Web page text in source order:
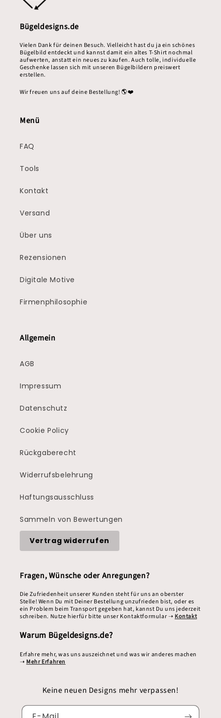
Bügeldesigns.de
Vielen Dank für deinen Besuch. Vielleicht hast du ja ein schönes
Bügelbild entdeckt und kannst damit ein altes T-Shirt nochmal
aufwerten, anstatt ein neues zu kaufen. Auch tolle, individuelle
Geschenke lassen sich mit unseren Bügelbildern preiswert
erstellen.
Wir freuen uns auf deine Bestellung! 🌎❤️
Menü
FAQ
Tools
Kontakt
Versand
Über uns
Rezensionen
Digitale Motive
Firmenphilosophie
Allgemein
AGB
Impressum
Datenschutz
Cookie Policy
Rückgaberecht
Widerrufsbelehrung
Haftungsausschluss
Sammeln von Bewertungen
Vertrag widerrufen
Fragen, Wünsche oder Anregungen?
Die Zufriedenheit unserer Kunden steht für uns an oberster
Stelle! Wenn Du mit Deiner Bestellung unzufrieden bist, oder es
ein Problem beim Transport gegeben hat, kannst Du uns jederzeit
schreiben. Nutze hierfür bitte unser Kontaktformular ➝ Kontakt
Warum Bügeldesigns.de?
Erfahre mehr, was uns auszeichnet und was wir anderes machen
➝ Mehr Erfahren
Keine neuen Designs mehr verpassen!